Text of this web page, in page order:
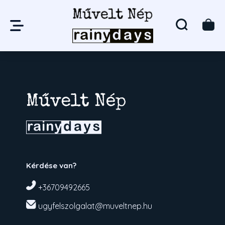
Kérdése van?
+36709492665
ugyfelszolgalat@muveltnep.hu